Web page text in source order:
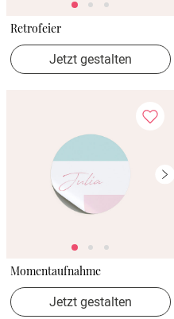
Retrofeier
Jetzt gestalten
Momentaufnahme
Jetzt gestalten